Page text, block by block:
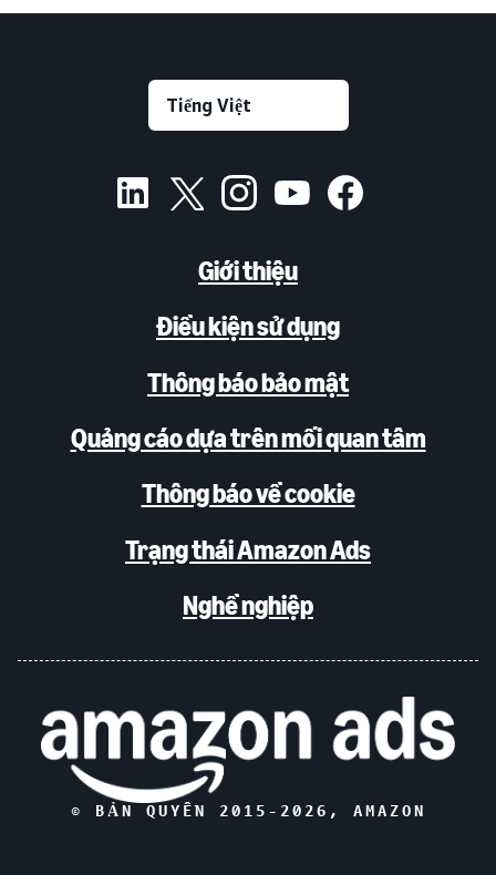
Giới thiệu
Điều kiện sử dụng
Thông báo bảo mật
Quảng cáo dựa trên mối quan tâm
Thông báo về cookie
Trạng thái Amazon Ads
Nghề nghiệp
© BẢN QUYỀN 2015- 2026 , AMAZON